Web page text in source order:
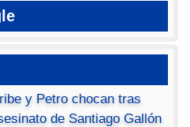
y Petro chocan tras
de Santiago Gallón